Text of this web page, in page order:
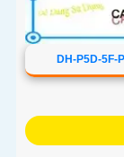
DH-P5D-5F-